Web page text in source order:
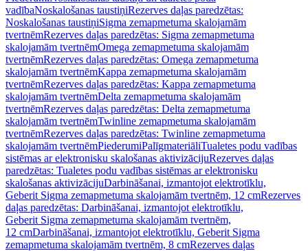
vadībaNoskalošanas taustiņiRezerves daļas paredzētas:
Noskalošanas taustiņiSigma zemapmetuma skalojamām
tvertnēmRezerves daļas paredzētas: Sigma zemapmetuma
skalojamām tvertnēmOmega zemapmetuma skalojamām
tvertnēmRezerves daļas paredzētas: Omega zemapmetuma
skalojamām tvertnēmKappa zemapmetuma skalojamām
tvertnēmRezerves daļas paredzētas: Kappa zemapmetuma
skalojamām tvertnēmDelta zemapmetuma skalojamām
tvertnēmRezerves daļas paredzētas: Delta zemapmetuma
skalojamām tvertnēmTwinline zemapmetuma skalojamām
tvertnēmRezerves daļas paredzētas: Twinline zemapmetuma
skalojamām tvertnēmPiederumiPalīgmateriāliTualetes podu vadības
sistēmas ar elektronisku skalošanas aktivizācijuRezerves daļas
paredzētas: Tualetes podu vadības sistēmas ar elektronisku
skalošanas aktivizācijuDarbināšanai, izmantojot elektrotīklu,
Geberit Sigma zemapmetuma skalojamām tvertnēm, 12 cmRezerves
daļas paredzētas: Darbināšanai, izmantojot elektrotīklu,
Geberit Sigma zemapmetuma skalojamām tvertnēm,
12 cmDarbināšanai, izmantojot elektrotīklu, Geberit Sigma
zemapmetuma skalojamām tvertnēm, 8 cmRezerves daļas